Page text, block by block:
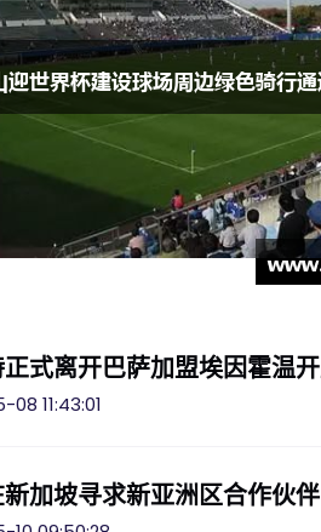
式离开巴萨加盟埃因霍温
11:43:01
加坡寻求新亚洲区合作伙